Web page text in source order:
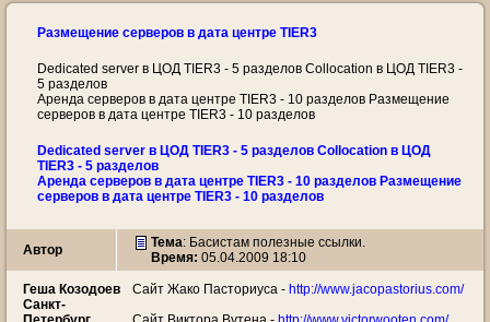
Размещение серверов в дата центре TIER3
Dedicated server в ЦОД TIER3 - 5 разделов Collocation в ЦОД TIER3 -
5 разделов
Аренда серверов в дата центре TIER3 - 10 разделов Размещение
серверов в дата центре TIER3 - 10 разделов
Dedicated server в ЦОД TIER3 - 5 разделов Collocation в ЦОД
TIER3 - 5 разделов
Аренда серверов в дата центре TIER3 - 10 разделов Размещение
серверов в дата центре TIER3 - 10 разделов
Автор Тема: Басистам полезные ссылки.
Время: 05.04.2009 18:10
Геша Козодоев
Санкт-
Сайт Жако Пасториуса - http://www.jacopastorius.com/